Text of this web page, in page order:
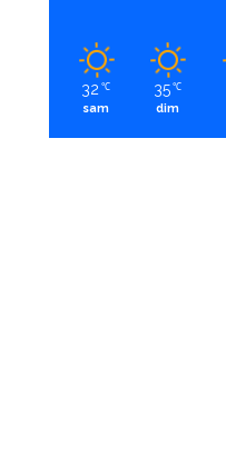
32 ℃
sam
35 ℃
dim